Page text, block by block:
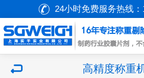
24小时免费服务热线：
高精度称重